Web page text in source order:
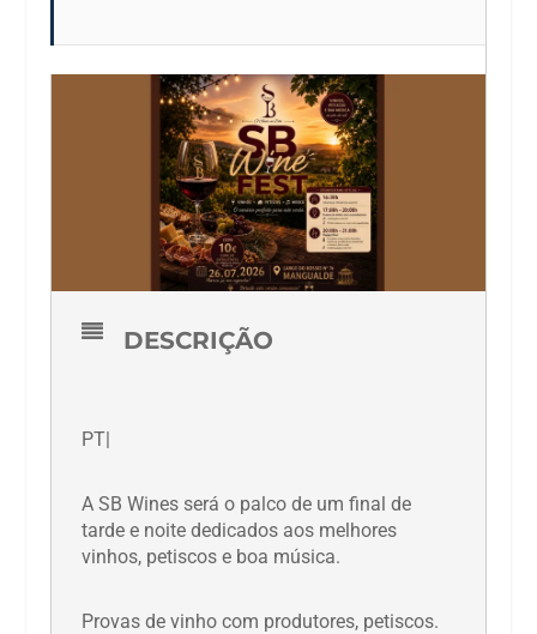
DESCRIÇÃO
PT|
A SB Wines será o palco de um final de
tarde e noite dedicados aos melhores
vinhos, petiscos e boa música.
Provas de vinho com produtores, petiscos.